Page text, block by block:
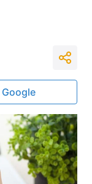
Google